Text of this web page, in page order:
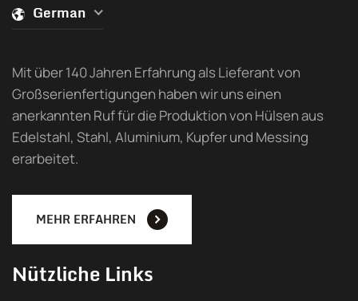
German
Mit über 140 Jahren Erfahrung als Lieferant von
Großserienfertigungen haben wir uns einen
anerkannten Ruf für die Produktion von Hülsen aus
Edelstahl, Stahl, Aluminium, Kupfer und Messing
erarbeitet.
MEHR ERFAHREN
Nützliche Links